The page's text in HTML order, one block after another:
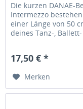
Die kurzen DANAE-
Intermezzo
einer Länge von 50
deines Tanz-,
17,50 € *
Merken